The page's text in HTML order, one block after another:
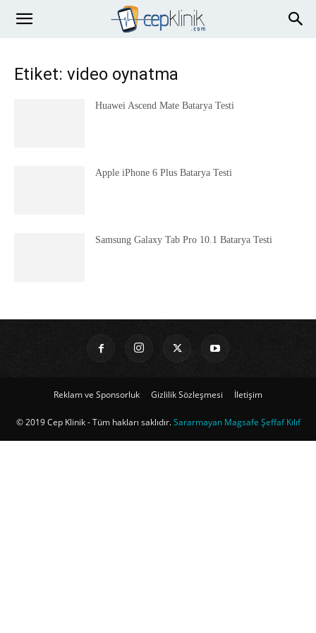
Etiket: video oynatma
Huawei Ascend Mate Batarya Testi
Apple iPhone 6 Plus Batarya Testi
Samsung Galaxy Tab Pro 10.1 Batarya Testi
Reklam ve Sponsorluk Gizlilik Sözleşmesi İletişim
© 2019 Cep Klinik - Tüm hakları saklıdır.Sararmayan Magsafe Şeffaf Kılıf